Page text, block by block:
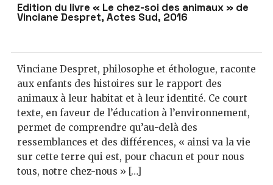
Édition du livre « Le chez-soi des animaux » de
Vinciane Despret, Actes Sud, 2016
Vinciane Despret, philosophe et éthologue, raconte
aux enfants des histoires sur le rapport des
animaux à leur habitat et à leur identité. Ce court
texte, en faveur de l’éducation à l’environnement,
permet de comprendre qu’au-delà des
ressemblances et des différences, « ainsi va la vie
sur cette terre qui est, pour chacun et pour nous
tous, notre chez-nous » […]